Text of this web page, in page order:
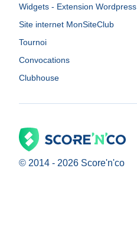
Widgets - Extension Wordpress
Site internet MonSiteClub
Tournoi
Convocations
Clubhouse
© 2014 - 2026 Score'n'co